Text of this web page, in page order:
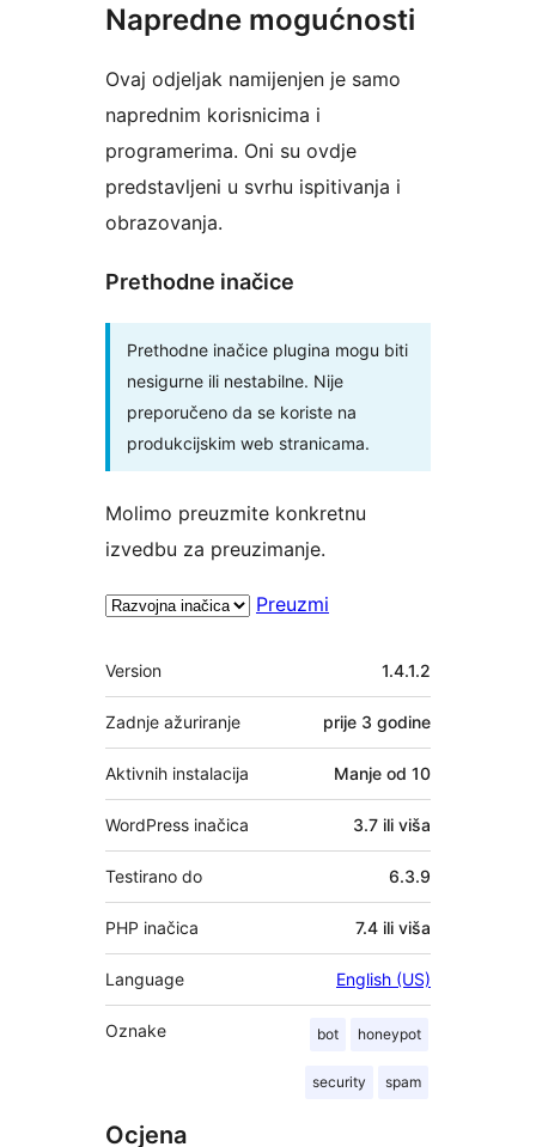
Napredne mogućnosti
Ovaj odjeljak namijenjen je samo
naprednim korisnicima i
programerima. Oni su ovdje
predstavljeni u svrhu ispitivanja i
obrazovanja.
Prethodne inačice
Prethodne inačice plugina mogu biti
nesigurne ili nestabilne. Nije
preporučeno da se koriste na
produkcijskim web stranicama.
Molimo preuzmite konkretnu
izvedbu za preuzimanje.
Preuzmi
Meta
Version 1.4.1.2
Zadnje ažuriranje prije 3 godine
Aktivnih instalacija Manje od 10
WordPress inačica 3.7 ili viša
Testirano do 6.3.9
PHP inačica 7.4 ili viša
Language English (US)
Oznake bot honeypot
security spam
Ocjena